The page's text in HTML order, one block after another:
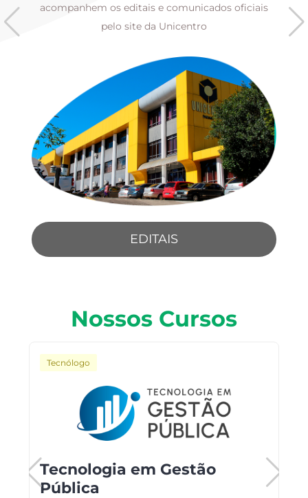
acompanhem os editais e comunicados oficiais
pelo site da Unicentro
EDITAIS
Nossos Cursos
Tecnólogo
Tecnologia em Gestão
Pública